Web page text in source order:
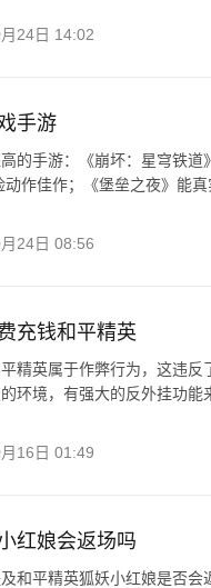
24日 14:02
手游
的手游：《崩坏：星穹铁
动作佳作；《堡垒之夜》能
24日 08:56
充钱和平精英
精英属于作弊行为，这违
环境，有强大的反外挂功
16日 01:49
红娘会返场吗
和平精英狐妖小红娘是否